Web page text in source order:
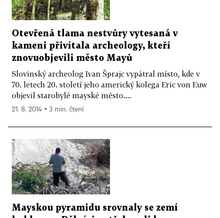
Otevřená tlama nestvůry vytesaná v
kameni přivítala archeology, kteří
znovuobjevili město Mayů
Slovinský archeolog Ivan Šprajc vypátral místo, kde v
70. letech 20. století jeho americký kolega Eric von Euw
objevil starobylé mayské město....
21. 8. 2014 ▪ 3 min. čtení
Mayskou pyramidu srovnaly se zemí